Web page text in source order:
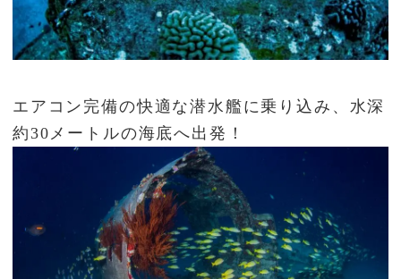
エアコン完備の快適な潜水艦に乗り込み、水深
約30メートルの海底へ出発！